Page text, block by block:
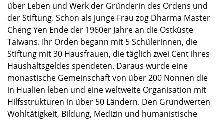
über Leben und Werk der Gründerin des Ordens und
der Stiftung. Schon als junge Frau zog Dharma Master
Cheng Yen Ende der 1960er Jahre an die Ostküste
Taiwans. Ihr Orden begann mit 5 Schülerinnen, die
Stiftung mit 30 Hausfrauen, die täglich zwei Cent ihres
Haushaltsgeldes spendeten. Daraus wurde eine
monastische Gemeinschaft von über 200 Nonnen die
in Hualien leben und eine weltweite Organisation mit
Hilfsstrukturen in über 50 Ländern. Den Grundwerten
Wohltätigkeit, Bildung, Medizin und humanistische